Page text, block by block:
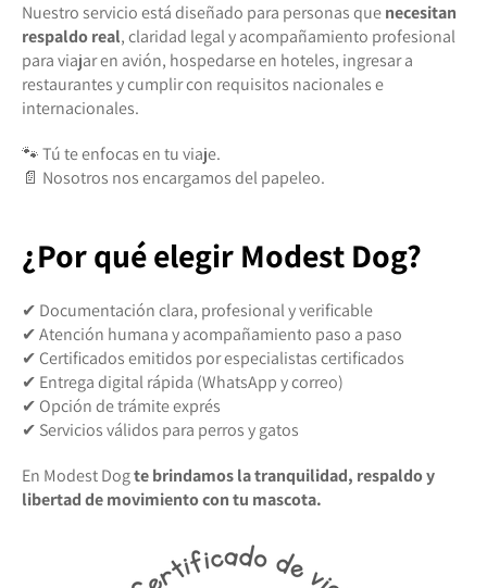
Nuestro servicio está diseñado para personas quenecesitan
respaldo real, claridad legal y acompañamiento profesional
para viajar en avión, hospedarse en hoteles, ingresar a
restaurantes y cumplir con requisitos nacionales e
internacionales.
🐾 Tú te enfocas en tu viaje.
📄 Nosotros nos encargamos del papeleo.
¿Por qué elegir Modest Dog?
✔ Documentación clara, profesional y verificable
✔ Atención humana y acompañamiento paso a paso
✔ Certificados emitidos por especialistas certificados
✔ Entrega digital rápida (WhatsApp y correo)
✔ Opción de trámite exprés
✔ Servicios válidos para perros y gatos
En Modest Dogte brindamos la tranquilidad, respaldo y
libertad de movimiento con tu mascota.